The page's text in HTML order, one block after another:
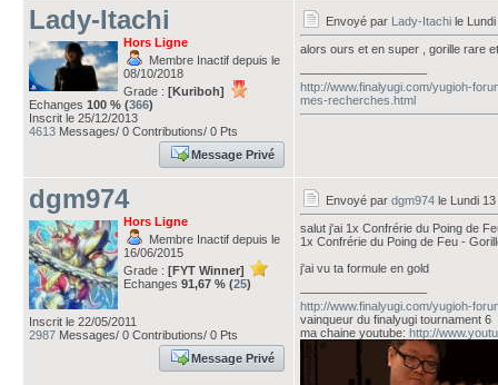
Lady-Itachi
Hors Ligne
Membre Inactif depuis le
08/10/2018
Grade : [Kuriboh]
Echanges 100 % (366)
Inscrit le 25/12/2013
4613 Messages/ 0 Contributions/ 0 Pts
Message Privé
Envoyé par Lady-Itachi le
alors ours et en super , gorille rare
http://www.finalyugi.com/yugioh-
mes-recherches.html
dgm974
Hors Ligne
Membre Inactif depuis le
16/06/2015
Grade : [FYT Winner]
Echanges 91,67 % (25)
Inscrit le 22/05/2011
2987 Messages/ 0 Contributions/ 0 Pts
Message Privé
Envoyé par dgm974 le Lundi
salut j'ai 1x Confrérie du Poing de
1x Confrérie du Poing de Feu -
j'ai vu ta formule en gold
http://www.finalyugi.com/yugioh-
vainqueur du finalyugi tournament 6
ma chaine youtube: http://